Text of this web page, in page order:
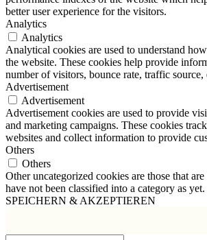
better user experience for the visitors.
Analytics
Analytics
Analytical cookies are used to understand
the website. These cookies help provide
number of visitors, bounce rate, traffic source,
Advertisement
Advertisement
Advertisement cookies are used to provide
and marketing campaigns. These cookies
websites and collect information to provide
Others
Others
Other uncategorized cookies are those that
have not been classified into a category as yet.
SPEICHERN & AKZEPTIEREN